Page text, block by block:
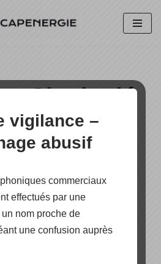
Site isolé
»
D'UN COMPLEXE HOTELIER À
vigilance –
abusif
commerciaux
effectués par une
nom proche de
une confusion auprès